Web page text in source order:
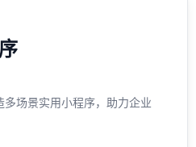
场景实用小程序，助力企业